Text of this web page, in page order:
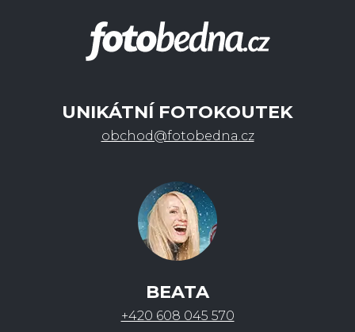
UNIKÁTNÍ FOTOKOUTEK
obchod@fotobedna.cz
BEATA
+420 608 045 570